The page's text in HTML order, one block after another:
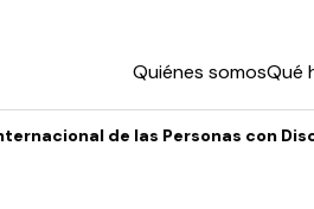
Quiénes somosQué
de las Personas con